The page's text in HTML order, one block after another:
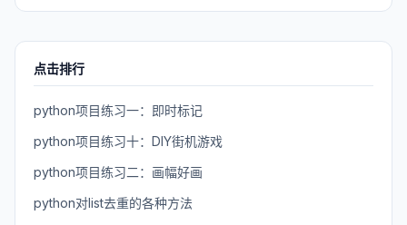
点击排行
python项目练习一：即时标记
python项目练习十：DIY街机游戏
python项目练习二：画幅好画
python对list去重的各种方法